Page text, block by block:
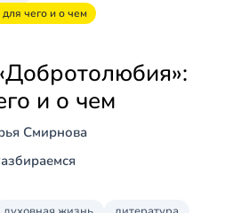
чего и о чем
и о чем
Смирнова